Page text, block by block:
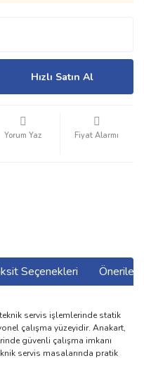
Hızlı Satın Al
Yorum Yaz Fiyat Alarmı
Seçenekleri
servis işlemlerinde statik
çalışma yüzeyidir. Anakart,
güvenli çalışma imkanı
servis masalarında pratik